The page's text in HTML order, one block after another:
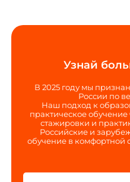
Узнай
В 2025 году мы
России по
Наш подход к
практическое
стажировки и
Российские и
обучение в